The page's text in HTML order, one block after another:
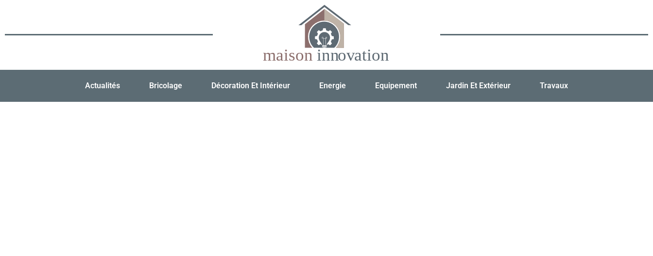
Actualités Bricolage Décoration Et Intérieur Energie Equipement Jardin Et Extérieur Travaux